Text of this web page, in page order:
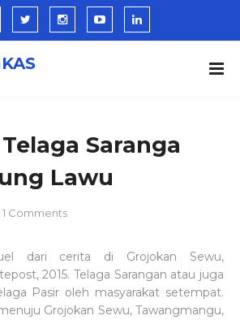
Saranga
Lawu
1 Comments
dari cerita di Grojokan Sewu,
2015. Telaga Sarangan atau juga
Pasir oleh masyarakat setempat.
Grojokan Sewu, Tawangmangu,